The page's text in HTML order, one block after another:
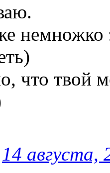
немножко
что твой
14 августа,